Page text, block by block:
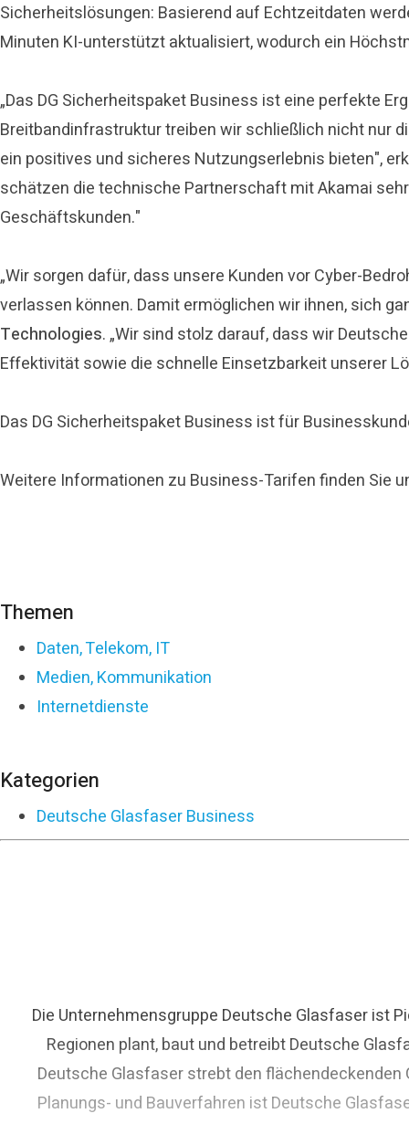
Sicherheitslösungen: Basierend auf Echtzeitdaten
Minuten KI-unterstützt aktualisiert, wodurch ein
„Das DG Sicherheitspaket Business ist eine perfekte
Breitbandinfrastruktur treiben wir schließlich nicht nur
ein positives und sicheres Nutzungserlebnis bieten",
schätzen die technische Partnerschaft mit Akamai
Geschäftskunden."
„Wir sorgen dafür, dass unsere Kunden vor Cyber-
verlassen können. Damit ermöglichen wir ihnen, sich
Technologies. „Wir sind stolz darauf, dass wir
Effektivität sowie die schnelle Einsetzbarkeit unserer
Das DG Sicherheitspaket Business ist für
Weitere Informationen zu Business-Tarifen finden Sie
Themen
Daten, Telekom, IT
Medien, Kommunikation
Internetdienste
Kategorien
Deutsche Glasfaser Business
Die Unternehmensgruppe Deutsche Glasfaser ist
Regionen plant, baut und betreibt Deutsche
Deutsche Glasfaser strebt den
Planungs- und Bauverfahren ist Deutsche